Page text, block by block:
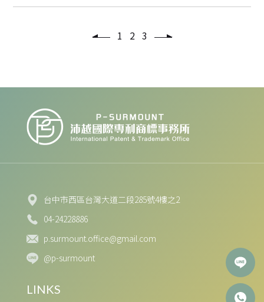
1 2 3
台中市西區台灣大道二段285號4樓之2
04-24228886
p.surmount.office@gmail.com
@p-surmount